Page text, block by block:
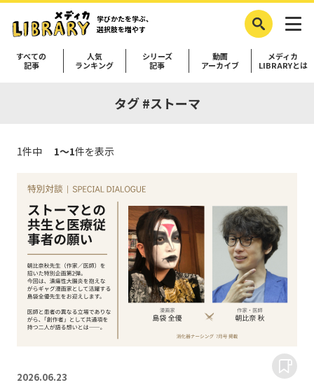
学びかたを学ぶ、
選択肢を増やす
すべての
記事
人気
ランキング
シリーズ
記事
動画
アーカイブ
メディカ
LIBRARYとは
タグ #ストーマ
1件中 1～1件を表示
2026.06.23